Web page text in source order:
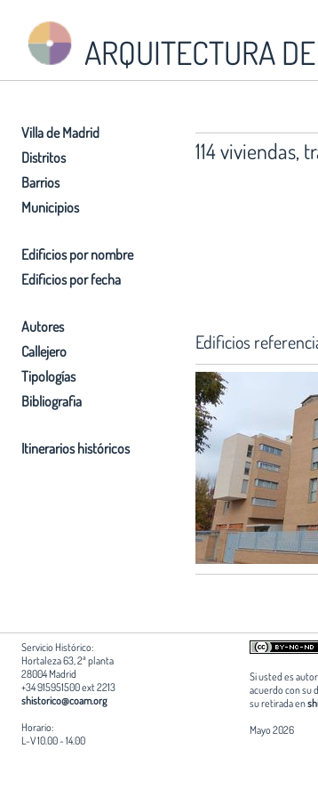
ARQUITECTURA
Villa de Madrid
Distritos
Barrios
Municipios
Edificios por nombre
Edificios por fecha
Autores
Callejero
Tipologías
Bibliografia
Itinerarios históricos
114 viviendas,
Edificios
Servicio Histórico:
Hortaleza 63, 2ª planta
28004 Madrid
+34 915951500 ext 2213
shistorico@coam.org
Horario:
L-V 10.00 - 14.00
Si usted es
acuerdo con su
su retirada en
Mayo 2026